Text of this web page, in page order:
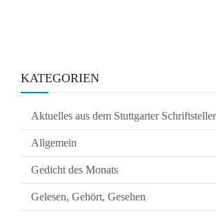
KATEGORIEN
Aktuelles aus dem Stuttgarter
Allgemein
Gedicht des Monats
Gelesen, Gehört, Gesehen